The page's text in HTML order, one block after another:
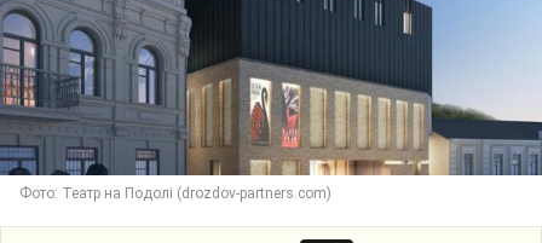
Фото: Театр на Подолі (drozdov-partners.com)